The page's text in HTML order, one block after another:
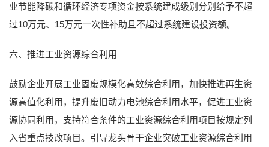
业节能降碳和循环经济专项资金按系统建成级别分别给予不超
过10万元、15万元一次性补助且不超过系统建设投资额。
六、推进工业资源综合利用
鼓励企业开展工业固废规模化高效综合利用，加快推进再生资
源高值化利用，提升废旧动力电池综合利用水平，促进工业资
源协同利用，支持符合条件的工业资源综合利用项目按规定列
入省重点技改项目。引导龙头骨干企业突破工业资源综合利用